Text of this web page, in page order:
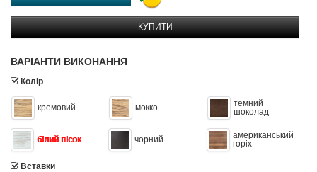
КУПИТИ
ВАРІАНТИ ВИКОНАННЯ
Колір
кремовий мокко
темний
шоколад
білий пісок чорний
американський
горіх
Вставки